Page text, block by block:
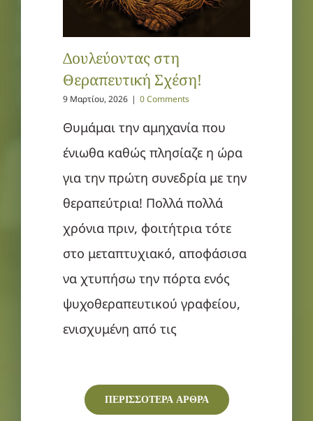
Δουλεύοντας στη
Θεραπευτική Σχέση!
9 Μαρτίου, 2026 | 0 Comments
Θυμάμαι την αμηχανία που
ένιωθα καθώς πλησίαζε η ώρα
για την πρώτη συνεδρία με την
θεραπεύτρια! Πολλά πολλά
χρόνια πριν, φοιτήτρια τότε
στο μεταπτυχιακό, αποφάσισα
να χτυπήσω την πόρτα ενός
ψυχοθεραπευτικού γραφείου,
ενισχυμένη από τις
ΠΕΡΙΣΣΟΤΕΡΑ ΑΡΘΡΑ